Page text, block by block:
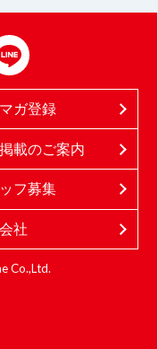
ガ登録
載のご案内
フ募集
社
Co.,Ltd.